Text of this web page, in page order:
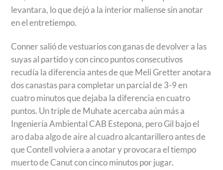
levantara, lo que dejó a la interior maliense sin anotar
en el entretiempo.
Conner salió de vestuarios con ganas de devolver a las
suyas al partido y con cinco puntos consecutivos
recudía la diferencia antes de que Meli Gretter anotara
dos canastas para completar un parcial de 3-9 en
cuatro minutos que dejaba la diferencia en cuatro
puntos. Un triple de Muhate acercaba aún más a
Ingeniería Ambiental CAB Estepona, pero Gil bajo el
aro daba algo de aire al cuadro alcantarillero antes de
que Contell volviera a anotar y provocara el tiempo
muerto de Canut con cinco minutos por jugar.